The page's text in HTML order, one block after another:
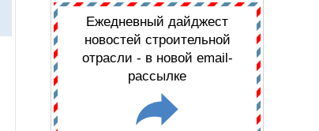
Ежедневный дайджест
новостей строительной
отрасли - в новой email-
рассылке